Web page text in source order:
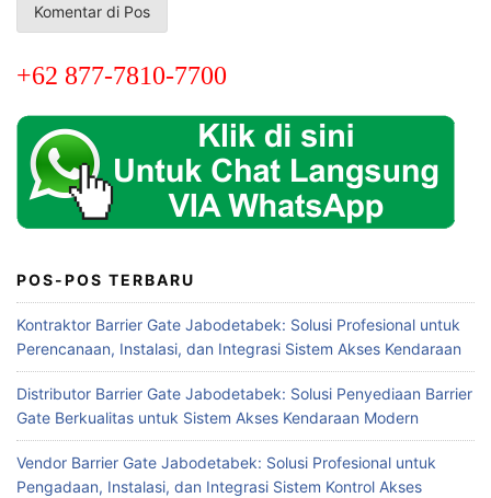
+62 877-7810-7700
POS-POS TERBARU
Kontraktor Barrier Gate Jabodetabek: Solusi Profesional untuk
Perencanaan, Instalasi, dan Integrasi Sistem Akses Kendaraan
Distributor Barrier Gate Jabodetabek: Solusi Penyediaan Barrier
Gate Berkualitas untuk Sistem Akses Kendaraan Modern
Vendor Barrier Gate Jabodetabek: Solusi Profesional untuk
Pengadaan, Instalasi, dan Integrasi Sistem Kontrol Akses